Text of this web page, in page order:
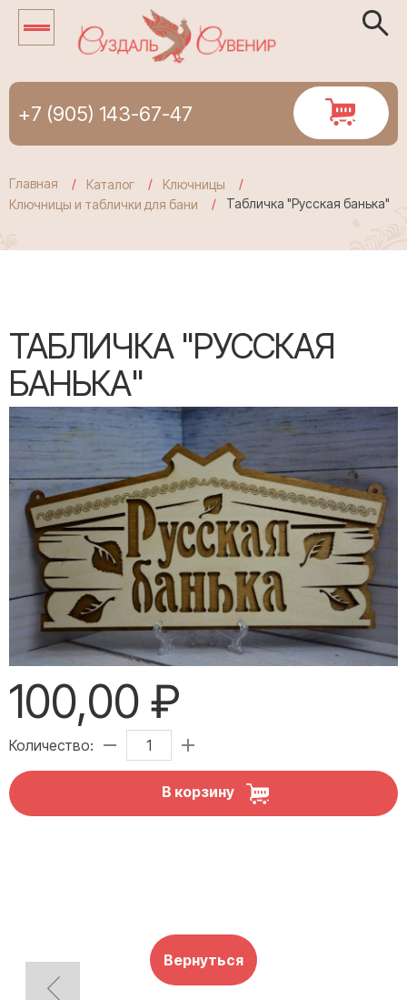
+7 (905) 143-67-47
Главная Каталог
Ключницы
Ключницы и таблички для бани
Табличка "Русская банька"
ТАБЛИЧКА "РУССКАЯ
БАНЬКА"
100,00 ₽
Количество:
В корзину
Вернуться